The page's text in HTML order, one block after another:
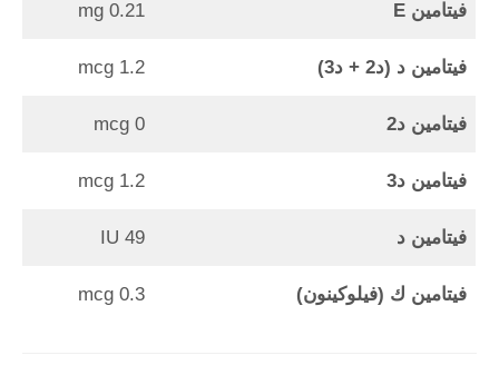
فيتامين E 0.21 mg
فيتامين د (د2 + د3) 1.2 mcg
فيتامين د2 0 mcg
فيتامين د3 1.2 mcg
فيتامين د 49 IU
فيتامين ك (فيلوكينون) 0.3 mcg